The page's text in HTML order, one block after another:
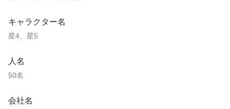
キャラクター名
星4、星5
人名
50名
会社名